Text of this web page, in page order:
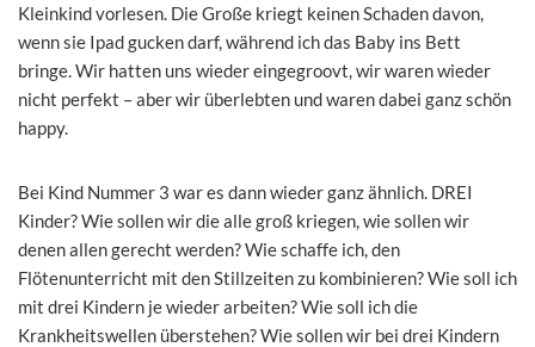
Kleinkind vorlesen. Die Große kriegt keinen Schaden davon,
wenn sie Ipad gucken darf, während ich das Baby ins Bett
bringe. Wir hatten uns wieder eingegroovt, wir waren wieder
nicht perfekt – aber wir überlebten und waren dabei ganz schön
happy.
Bei Kind Nummer 3 war es dann wieder ganz ähnlich. DREI
Kinder? Wie sollen wir die alle groß kriegen, wie sollen wir
denen allen gerecht werden? Wie schaffe ich, den
Flötenunterricht mit den Stillzeiten zu kombinieren? Wie soll ich
mit drei Kindern je wieder arbeiten? Wie soll ich die
Krankheitswellen überstehen? Wie sollen wir bei drei Kindern